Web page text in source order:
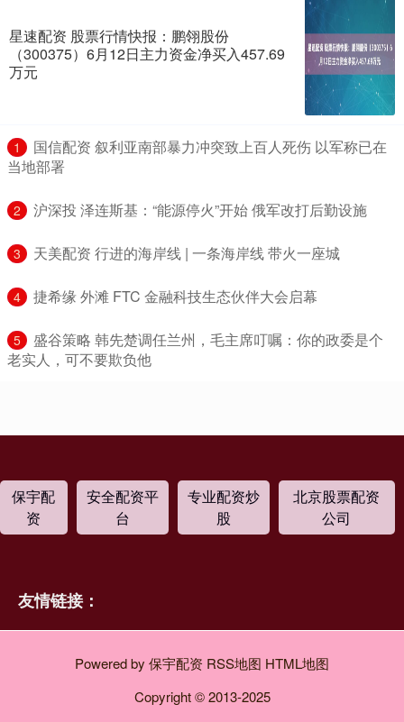
星速配资 股票行情快报：鹏翎股份
（300375）6月12日主力资金净买入457.69
万元
1
​国信配资 叙利亚南部暴力冲突致上百人死伤 以军称已在
当地部署
2 ​沪深投 泽连斯基：“能源停火”开始 俄军改打后勤设施
3 ​天美配资 行进的海岸线 | 一条海岸线 带火一座城
4 ​捷希缘 外滩 FTC 金融科技生态伙伴大会启幕
5
​盛谷策略 韩先楚调任兰州，毛主席叮嘱：你的政委是个
老实人，可不要欺负他
保宇配
资
安全配资平
台
专业配资炒
股
北京股票配资
公司
友情链接：
Powered by 保宇配资 RSS地图 HTML地图
Copyright© 2013-2025